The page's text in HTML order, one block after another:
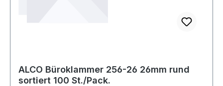
ALCO Büroklammer 256-26 26mm rund
sortiert 100 St./Pack.